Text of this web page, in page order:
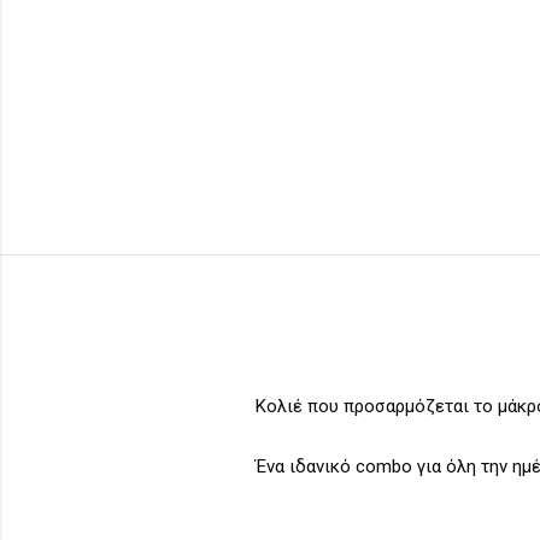
Κολιέ που προσαρμόζεται το
Ένα ιδανικό combo για όλη την